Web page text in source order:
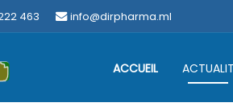
463 info@dirpharma.ml
ACCUEIL